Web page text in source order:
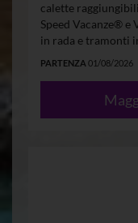
calette
Speed Vacanze® e
in rada e tramonti
PARTENZA 01/08/2026